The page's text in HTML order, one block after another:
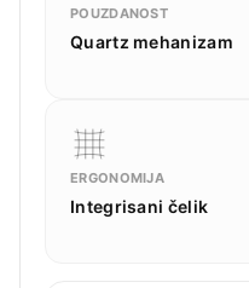
POUZDANOST
Quartz mehanizam
ERGONOMIJA
Integrisani čelik